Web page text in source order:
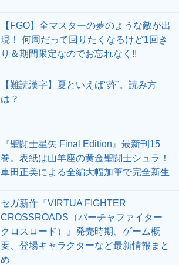
【FGO】全マスターの夢のような敵が出
現！ 何周だって回りたくなるけど1回き
り＆期間限定なのでお忘れなく!!
【難読漢字】夏といえば“蕣”。読み方
は？
『聖闘士星矢 Final Edition』最新刊15
巻。表紙は山羊座の黄金聖闘士シュラ！
車田正美による全編大幅加筆で完全新生
セガ新作『VIRTUA FIGHTER
CROSSROADS（バーチャファイター
クロスロード）』発売時期、ゲーム概
要、登場キャラクターなど最新情報まと
め